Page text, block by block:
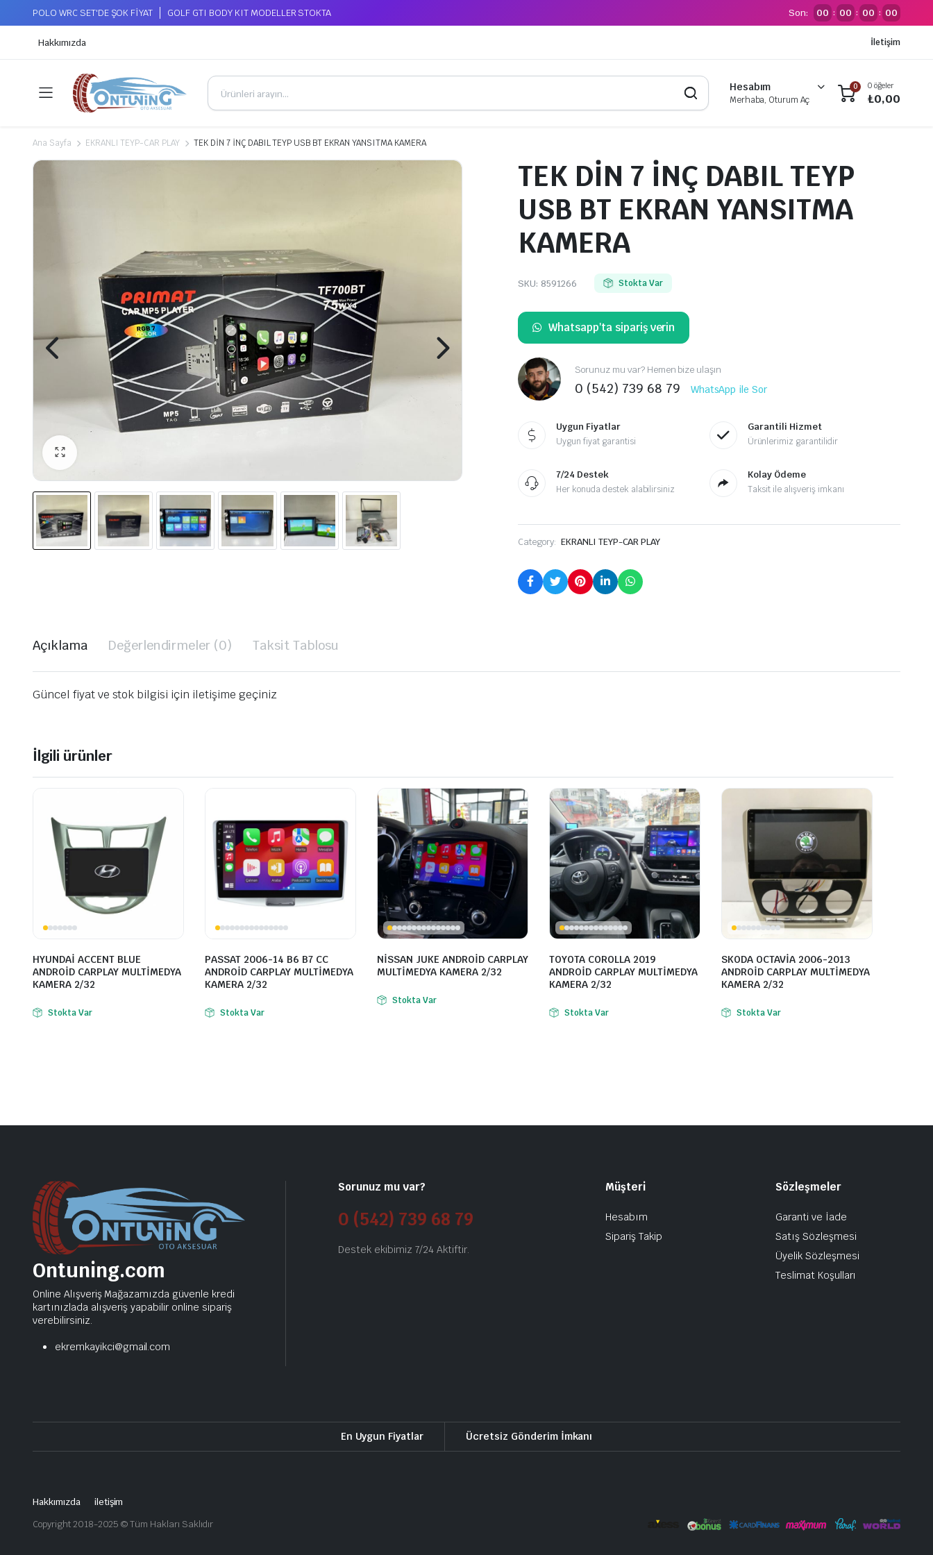
POLO WRC SET'DE ŞOK FİYAT GOLF GTI BODY KIT MODELLER STOKTA Son: 00 : 00 : 00 : 00
Hakkımızda İletişim
Hesabım
Merhaba, Oturum Aç
0 0 öğeler
₺0,00
Ana Sayfa EKRANLI TEYP-CAR PLAY TEK DİN 7 İNÇ DABIL TEYP USB BT EKRAN YANSITMA KAMERA
TEK DİN 7 İNÇ DABIL TEYP
USB BT EKRAN YANSITMA
KAMERA
SKU: 8591266 Stokta Var
Whatsapp'ta sipariş verin
Sorunuz mu var? Hemen bize ulaşın
0 (542) 739 68 79 WhatsApp ile Sor
Uygun Fiyatlar
Uygun fiyat garantisi
Garantili Hizmet
Ürünlerimiz garantilidir
7/24 Destek
Her konuda destek alabilirsiniz
Kolay Ödeme
Taksit ile alışveriş imkanı
Category: EKRANLI TEYP-CAR PLAY
Açıklama Değerlendirmeler (0) Taksit Tablosu
Güncel fiyat ve stok bilgisi için iletişime geçiniz
İlgili ürünler
HYUNDAİ ACCENT BLUE
ANDROİD CARPLAY MULTİMEDYA
KAMERA 2/32
Stokta Var
PASSAT 2006-14 B6 B7 CC
ANDROİD CARPLAY MULTİMEDYA
KAMERA 2/32
Stokta Var
NİSSAN JUKE ANDROİD CARPLAY
MULTİMEDYA KAMERA 2/32
Stokta Var
TOYOTA COROLLA 2019
ANDROİD CARPLAY MULTİMEDYA
KAMERA 2/32
Stokta Var
SKODA OCTAVİA 2006-2013
ANDROİD CARPLAY MULTİMEDYA
KAMERA 2/32
Stokta Var
Ontuning.com
Online Alışveriş Mağazamızda güvenle kredi
kartınızlada alışveriş yapabilir online sipariş
verebilirsiniz.
ekremkayikci@gmail.com
Sorunuz mu var?
0 (542) 739 68 79
Destek ekibimiz 7/24 Aktiftir.
Müşteri
Hesabım
Sipariş Takip
Sözleşmeler
Garanti ve İade
Satış Sözleşmesi
Üyelik Sözleşmesi
Teslimat Koşulları
En Uygun Fiyatlar Ücretsiz Gönderim İmkanı
Hakkımızda
iletişim
Copyright 2018-2025 © Tüm Hakları Saklıdır